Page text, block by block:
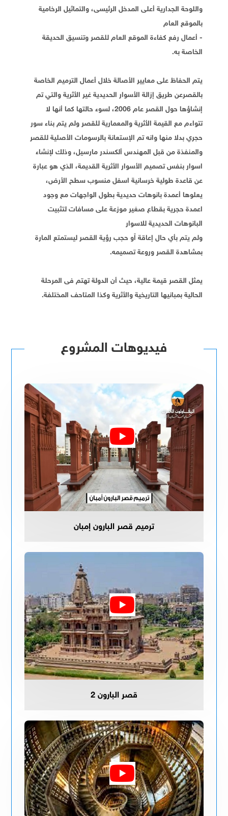
واللوحة الجدارية أعلى المدخل الرئيسى، والتماثيل الرخامية
بالموقع العام
- أعمال رفع كفاءة الموقع العام للقصر وتنسيق الحديقة
الخاصة به.
يتم الحفاظ على معايير الأصالة خلال أعمال الترميم الخاصة
بالقصرعن طريق إزالة الأسوار الحديدية غير الأثرية والتي تم
إنشاؤها حول القصر عام 2006، لسوء حالتها كما أنها لا
تتواءم مع القيمة الأثرية والمعمارية للقصر ولم يتم بناء سور
حجري بدلا منها وانه تم الإستعانة بالرسومات الأصلية للقصر
والمنفذة من قبل المهندس ألكسندر مارسيل، وذلك لإنشاء
اسوار بنفس تصميم الأسوار الأثرية القديمة، الذي هو عبارة
عن قاعدة طولية خرسانية اسفل منسوب سطح الأرض،
يعلوها أعمدة بانوهات حديدية بطول الواجهات مع وجود
اعمدة حجرية بقطاع صغير موزعة على مسافات لتثبيت
البانوهات الحديدية للاسوار
ولم يتم بأي حال إعاقة اًو حجب رؤية القصر ليستمتع المارة
بمشاهدة القصر وروعة تصميمه.
يمثل القصر قيمة عالية، حيث أن الدولة تهتم فى المرحلة
الحالية بمبانيها التاريخية والأثرية وكذا المتاحف المختلفة.
فيديوهات المشروع
ترميم قصر البارون إمبان
قصر البارون 2